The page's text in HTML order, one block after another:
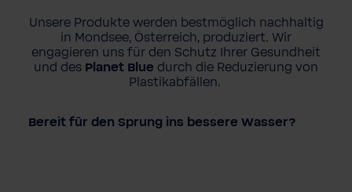
Unsere Produkte werden bestmöglich nachhaltig
in Mondsee, Österreich, produziert. Wir
engagieren uns für den Schutz Ihrer Gesundheit
und des Planet Blue durch die Reduzierung von
Plastikabfällen.
Bereit für den Sprung ins bessere Wasser?